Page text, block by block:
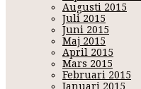
Augusti 2015
Juli 2015
Juni 2015
Maj 2015
April 2015
Mars 2015
Februari 2015
Januari 2015